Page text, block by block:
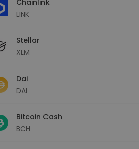
LINK
Stellar
XLM
Dai
DAI
Bitcoin Cash
BCH